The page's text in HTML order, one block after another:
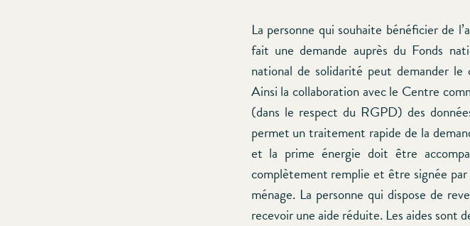
La personne qui souhaite bénéficier de
fait une demande auprès du Fonds
national de solidarité peut demander le
Ainsi la collaboration avec le Centre
(dans le respect du RGPD) des
permet un traitement rapide de la
et la prime énergie doit être
complètement remplie et être signée
ménage. La personne qui dispose de
recevoir une aide réduite. Les aides sont